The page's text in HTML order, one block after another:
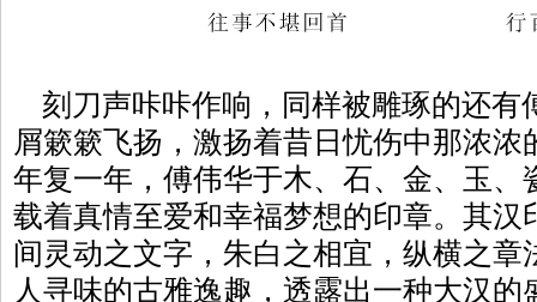
刻刀声咔咔作响，同样被雕琢的还有
屑簌簌飞扬，激扬着昔日忧伤中那浓
年复一年，傅伟华于木、石、金、玉、
载着真情至爱和幸福梦想的印章。其汉
间灵动之文字，朱白之相宜，纵横之章
人寻味的古雅逸趣，透露出一种大汉